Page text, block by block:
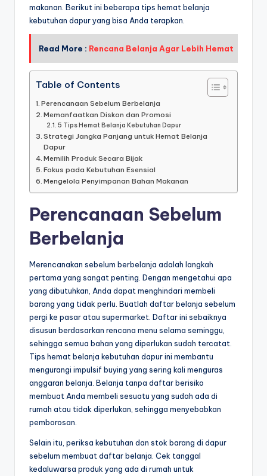
makanan. Berikut ini beberapa tips hemat belanja
kebutuhan dapur yang bisa Anda terapkan.
Read More : Rencana Belanja Agar Lebih Hemat
Table of Contents
Perencanaan Sebelum Berbelanja
Memanfaatkan Diskon dan Promosi
5 Tips Hemat Belanja Kebutuhan Dapur
Strategi Jangka Panjang untuk Hemat Belanja
Dapur
Memilih Produk Secara Bijak
Fokus pada Kebutuhan Esensial
Mengelola Penyimpanan Bahan Makanan
Perencanaan Sebelum
Berbelanja
Merencanakan sebelum berbelanja adalah langkah
pertama yang sangat penting. Dengan mengetahui apa
yang dibutuhkan, Anda dapat menghindari membeli
barang yang tidak perlu. Buatlah daftar belanja sebelum
pergi ke pasar atau supermarket. Daftar ini sebaiknya
disusun berdasarkan rencana menu selama seminggu,
sehingga semua bahan yang diperlukan sudah tercatat.
Tips hemat belanja kebutuhan dapur ini membantu
mengurangi impulsif buying yang sering kali menguras
anggaran belanja. Belanja tanpa daftar berisiko
membuat Anda membeli sesuatu yang sudah ada di
rumah atau tidak diperlukan, sehingga menyebabkan
pemborosan.
Selain itu, periksa kebutuhan dan stok barang di dapur
sebelum membuat daftar belanja. Cek tanggal
kedaluwarsa produk yang ada di rumah untuk